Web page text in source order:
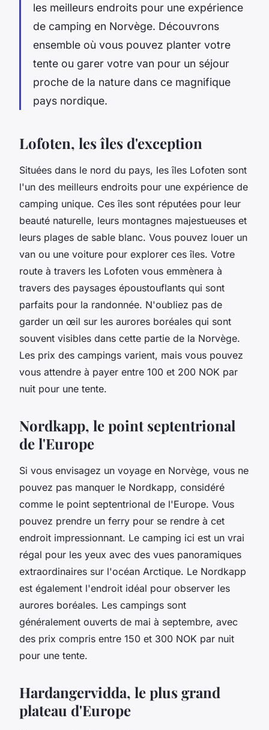
les meilleurs endroits pour une expérience
de camping en Norvège. Découvrons
ensemble où vous pouvez planter votre
tente ou garer votre van pour un séjour
proche de la nature dans ce magnifique
pays nordique.
Lofoten, les îles d'exception
Situées dans le nord du pays, les îles Lofoten sont
l'un des meilleurs endroits pour une expérience de
camping unique. Ces îles sont réputées pour leur
beauté naturelle, leurs montagnes majestueuses et
leurs plages de sable blanc. Vous pouvez louer un
van ou une voiture pour explorer ces îles. Votre
route à travers les Lofoten vous emmènera à
travers des paysages époustouflants qui sont
parfaits pour la randonnée. N'oubliez pas de
garder un œil sur les aurores boréales qui sont
souvent visibles dans cette partie de la Norvège.
Les prix des campings varient, mais vous pouvez
vous attendre à payer entre 100 et 200 NOK par
nuit pour une tente.
Nordkapp, le point septentrional
de l'Europe
Si vous envisagez un voyage en Norvège, vous ne
pouvez pas manquer le Nordkapp, considéré
comme le point septentrional de l'Europe. Vous
pouvez prendre un ferry pour se rendre à cet
endroit impressionnant. Le camping ici est un vrai
régal pour les yeux avec des vues panoramiques
extraordinaires sur l'océan Arctique. Le Nordkapp
est également l'endroit idéal pour observer les
aurores boréales. Les campings sont
généralement ouverts de mai à septembre, avec
des prix compris entre 150 et 300 NOK par nuit
pour une tente.
Hardangervidda, le plus grand
plateau d'Europe